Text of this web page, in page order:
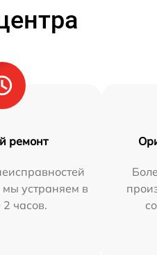
ремонт
устраняем в
2 часов.